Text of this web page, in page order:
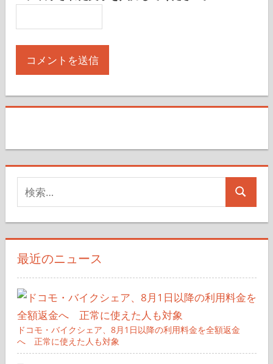
索
対
象:
検
最近のニュース
ドコモ・バイクシェア、8月1日以降の利用料金を全額返金
へ 正常に使えた人も対象